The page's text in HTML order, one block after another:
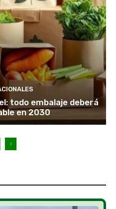
todo embalaje deberá
en 2030